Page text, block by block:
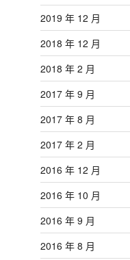
2019 年 12 月
2018 年 12 月
2018 年 2 月
2017 年 9 月
2017 年 8 月
2017 年 2 月
2016 年 12 月
2016 年 10 月
2016 年 9 月
2016 年 8 月